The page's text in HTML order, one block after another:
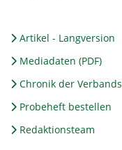
Artikel - Langversion
Mediadaten (PDF)
Chronik der
Probeheft bestellen
Redaktionsteam